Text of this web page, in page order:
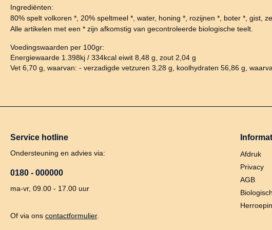
Ingrediënten:
80% spelt volkoren *, 20% speltmeel *, water, honing *, rozijnen *, boter *, gist,
Alle artikelen met een * zijn afkomstig van gecontroleerde biologische teelt.
Voedingswaarden per 100gr:
Energiewaarde 1.398kj / 334kcal eiwit 8,48 g, zout 2,04 g
Vet 6,70 g, waarvan: - verzadigde vetzuren 3,28 g, koolhydraten 56,86 g,
Service hotline
Ondersteuning en advies via:
0180 - 000000
ma-vr, 09.00 - 17.00 uur
Of via ons contactformulier.
Afdruk
Privacy
AGB